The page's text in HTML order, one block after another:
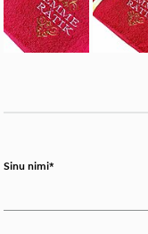
Sinu nimi